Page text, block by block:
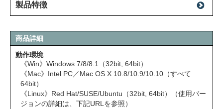
製品特徴
商品詳細
動作環境
《Win》Windows 7/8/8.1（32bit, 64bit）
《Mac》Intel PC／Mac OS X 10.8/10.9/10.10（すべて
64bit）
《Linux》Red Hat/SUSE/Ubuntu（32bit, 64bit）（使用バー
ジョンの詳細は、下記URLを参照）